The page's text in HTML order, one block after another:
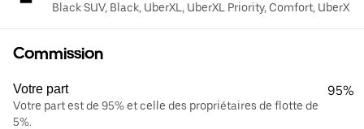
Black SUV, Black, UberXL, UberXL Priority, Comfort, UberX
Commission
Votre part
Votre part est de 95% et celle des propriétaires de flotte de
5%.
95%